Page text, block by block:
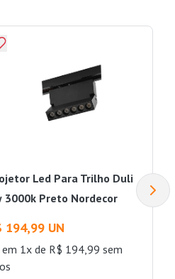
Led Para Trilho Duli
3000k Preto Nordecor
194,99 UN
em 1x de R$ 194,99 sem